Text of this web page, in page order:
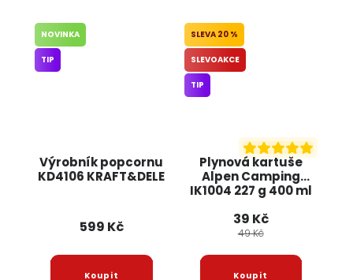
Výrobník popcornu
KD4106 KRAFT&DELE
NOVINKA
TIP
599 Kč
Plynová kartuše
Alpen Camping
IK1004 227 g 400 ml
20 %
SLEVOAKCE
TIP
39 Kč
49 Kč